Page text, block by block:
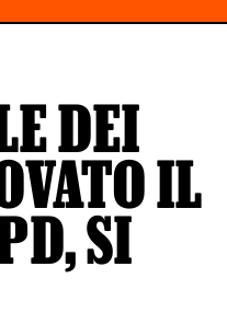
DEI
IL
SI